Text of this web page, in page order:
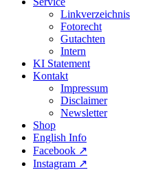
Linkverzeichnis
Fotorecht
Gutachten
Intern
KI Statement
Kontakt
Impressum
Disclaimer
Newsletter
Shop
English Info
Facebook ↗︎
Instagram ↗︎